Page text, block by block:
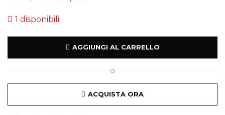
1 disponibili
AGGIUNGI AL CARRELLO
O
ACQUISTA ORA